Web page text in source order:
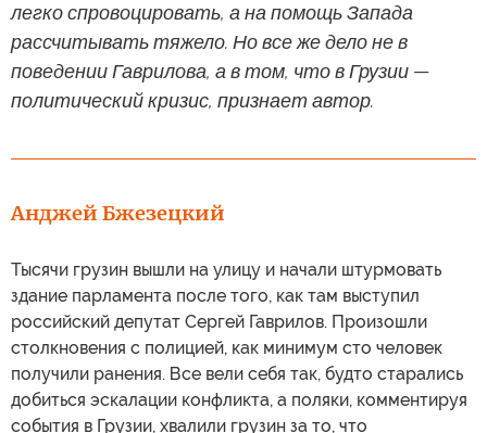
легко спровоцировать, а на помощь Запада
рассчитывать тяжело. Но все же дело не в
поведении Гаврилова, а в том, что в Грузии —
политический кризис, признает автор.
Анджей Бжезецкий
Тысячи грузин вышли на улицу и начали штурмовать
здание парламента после того, как там выступил
российский депутат Сергей Гаврилов. Произошли
столкновения с полицией, как минимум сто человек
получили ранения. Все вели себя так, будто старались
добиться эскалации конфликта, а поляки, комментируя
события в Грузии, хвалили грузин за то, что